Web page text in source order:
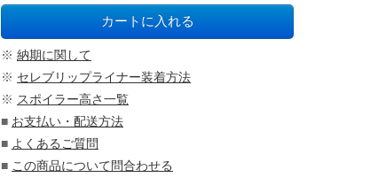
※ 納期に関して
※ セレブリップライナー装着方法
※ スポイラー高さ一覧
■ お支払い・配送方法
■ よくあるご質問
■ この商品について問合わせる